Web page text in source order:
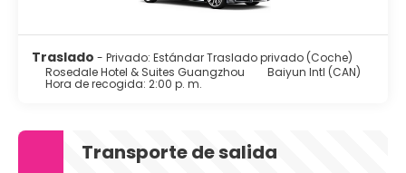
Traslado - Privado: Estándar Traslado privado (Coche)
Rosedale Hotel & Suites Guangzhou
Baiyun Intl (CAN)
Hora de recogida: 2:00 p. m.
Transporte de salida